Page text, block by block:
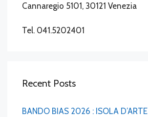
Cannaregio 5101, 30121 Venezia
Tel. 041.5202401
Recent Posts
BANDO BIAS 2026 : ISOLA